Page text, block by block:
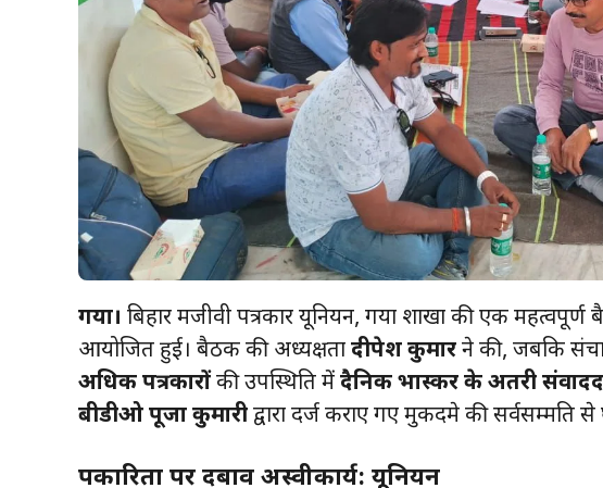
गया। बिहार श्रमजीवी पत्रकार यूनियन, गया शाखा की एक
आयोजित हुई। बैठक की अध्यक्षतादीपेश कुमारने की, जबकि
अधिक पत्रकारोंकी उपस्थिति मेंदैनिक भास्कर के अतरी
बीडीओ पूजा कुमारीद्वारा दर्ज कराए गए मुकदमे की सर्वसम्मति से
पत्रकारिता पर दबाव अस्वीकार्य: यूनियन